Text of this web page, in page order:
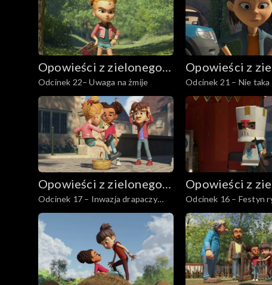
Opowieści z zielonego
lasu
Odcinek 22– Uwaga na żmije
Opowieści z
lasu
Odcinek 21 – Nie taka
straszna
Opowieści z zielonego
lasu
Odcinek 17 – Inwazja drapaczy
głowy
Opowieści z
lasu
Odcinek 16 – Festyn